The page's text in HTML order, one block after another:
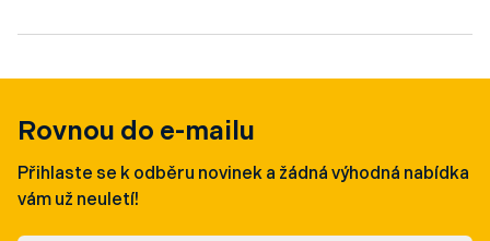
Rovnou do e-mailu
Přihlaste se k odběru novinek a žádná výhodná nabídka
vám už neuletí!